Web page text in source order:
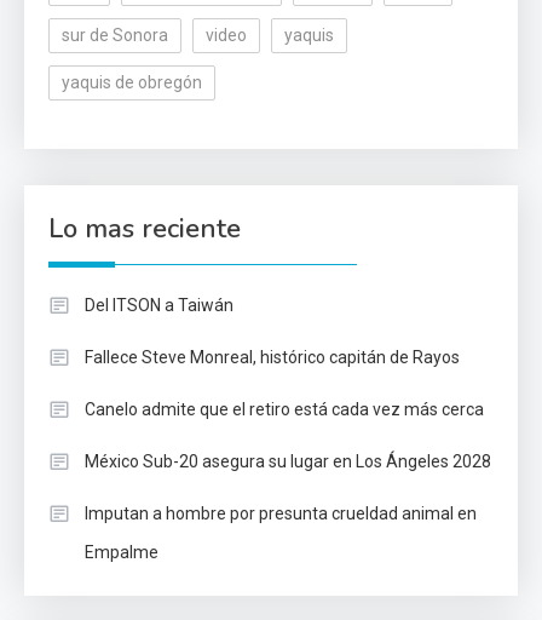
sur de Sonora video yaquis
yaquis de obregón
Lo mas reciente
Del ITSON a Taiwán
Fallece Steve Monreal, histórico capitán de Rayos
Canelo admite que el retiro está cada vez más cerca
México Sub-20 asegura su lugar en Los Ángeles 2028
Imputan a hombre por presunta crueldad animal en
Empalme